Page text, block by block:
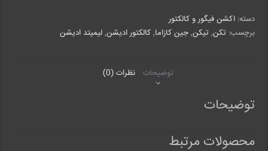
عدد
دسته:اکشن فیگور و کالکتور
برچسب: تکن, تیکن,جین کازاما,کالکتور ادیشن,لیمیتد ادیشن
توضیحات نظرات (0)
توضیحات
محصولات مرتبط